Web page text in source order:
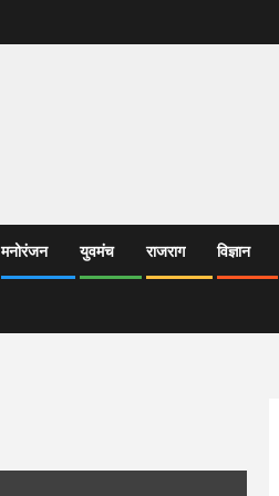
मनोरंजन युवमंच राजराग विज्ञान